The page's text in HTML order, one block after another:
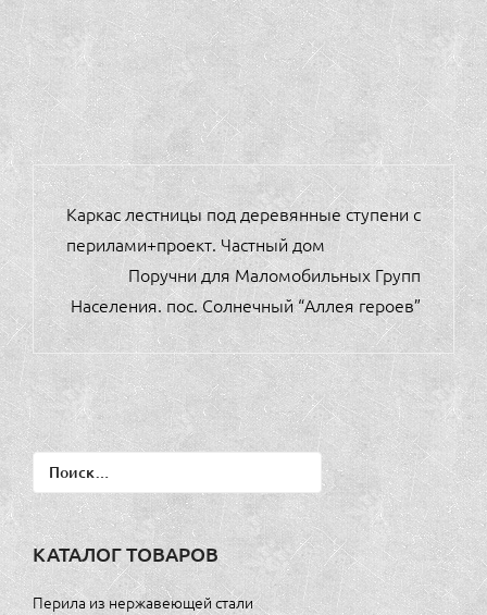
НАВИГАЦИЯ
ПО
ЗАПИСЯМ
Каркас лестницы под деревянные ступени с
перилами+проект. Частный дом
Поручни для Маломобильных Групп
Населения. пос. Солнечный “Аллея героев”
Найти:
КАТАЛОГ ТОВАРОВ
Перила из нержавеющей стали